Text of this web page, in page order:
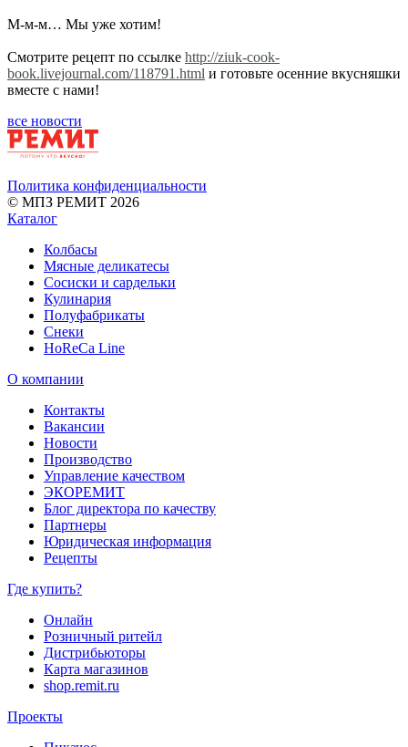
М-м-м… Мы уже хотим!
Смотрите рецепт по ссылке http://ziuk-cook-
book.livejournal.com/118791.html и готовьте осенние вкусняшки
вместе с нами!
все новости
Политика конфиденциальности
© МПЗ РЕМИТ 2026
Каталог
Колбасы
Мясные деликатесы
Сосиски и сардельки
Кулинария
Полуфабрикаты
Снеки
HoReCa Line
О компании
Контакты
Вакансии
Новости
Производство
Управление качеством
ЭКОРЕМИТ
Блог директора по качеству
Партнеры
Юридическая информация
Рецепты
Где купить?
Онлайн
Розничный ритейл
Дистрибьюторы
Карта магазинов
shop.remit.ru
Проекты